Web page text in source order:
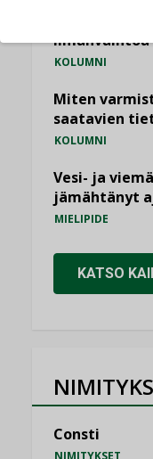
ilmanvaihtoa
KOLUMNI
Miten
saatavien
KOLUMNI
Vesi- ja
jämähtänyt
MIELIPIDE
KATSO
Consti